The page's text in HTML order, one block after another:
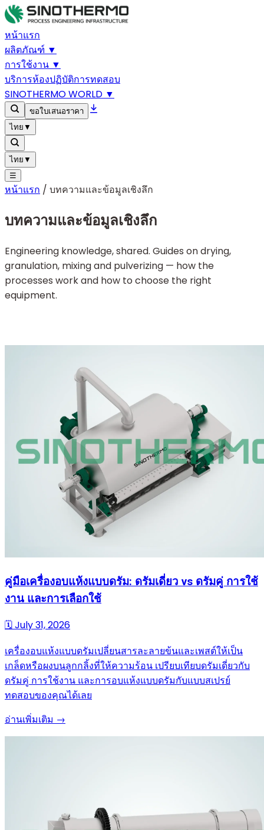
หน้าแรก
ผลิตภัณฑ์ ▼
การใช้งาน ▼
บริการห้องปฏิบัติการทดสอบ
SINOTHERMO WORLD ▼
ขอใบเสนอราคา
ไทย ▼
ไทย ▼
☰
หน้าแรก / บทความและข้อมูลเชิงลึก
บทความและข้อมูลเชิงลึก
Engineering knowledge, shared. Guides on drying,
granulation, mixing and pulverizing — how the
processes work and how to choose the right
equipment.
คู่มือเครื่องอบแห้งแบบดรัม: ดรัมเดี่ยว vs ดรัมคู่ การใช้
งาน และการเลือกใช้
🗓July 31, 2026
เครื่องอบแห้งแบบดรัมเปลี่ยนสารละลายข้นและเพสต์ให้เป็น
เกล็ดหรือผงบนลูกกลิ้งที่ให้ความร้อน เปรียบเทียบดรัมเดี่ยวกับ
ดรัมคู่ การใช้งาน และการอบแห้งแบบดรัมกับแบบสเปรย์
ทดสอบของคุณได้เลย
อ่านเพิ่มเติม →